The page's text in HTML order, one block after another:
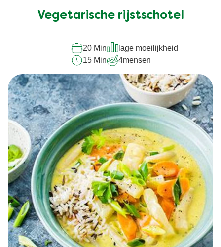
ingediend
recipe
Vegetarische rijstschotel
20 Min
lage moeilijkheid
15 Min
4mensen